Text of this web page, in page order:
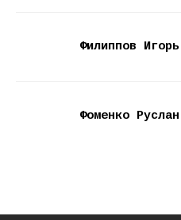
Филиппов
Фоменко